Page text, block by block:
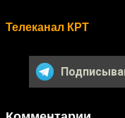
Телеканал КРТ